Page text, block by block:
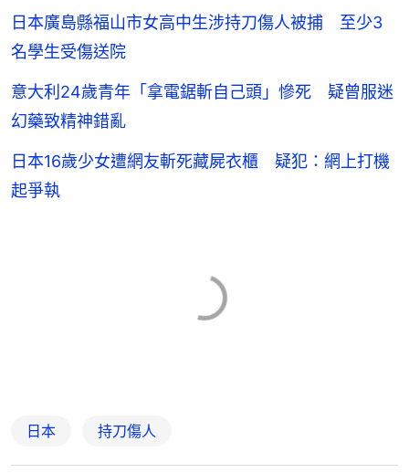
日本廣島縣福山市女高中生涉持刀傷人被捕 至少3
名學生受傷送院
意大利24歲青年「拿電鋸斬自己頭」慘死 疑曾服迷
幻藥致精神錯亂
日本16歲少女遭網友斬死藏屍衣櫃 疑犯：網上打機
起爭執
日本 持刀傷人